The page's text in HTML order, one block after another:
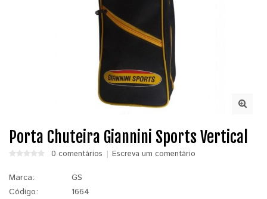
Porta Chuteira Giannini Sports Vertical
0 comentários Escreva um comentário
Marca:
GS
Código:
1664